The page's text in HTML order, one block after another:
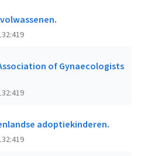
of Gynaecologists
adoptiekinderen.